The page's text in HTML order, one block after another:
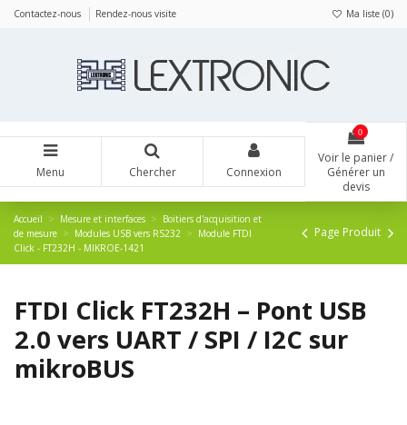
Contactez-nous Rendez-nous visite Ma liste (0)
Menu Chercher Connexion
0
Voir le panier /
Générer un
devis
Accueil Mesure et interfaces
Boitiers d'acquisition et
de mesure
Modules USB vers RS232
Module FTDI
Click - FT232H - MIKROE-1421
Page Produit
FTDI Click FT232H – Pont USB
2.0 vers UART / SPI / I2C sur
mikroBUS
Panneau de gestion des cookies